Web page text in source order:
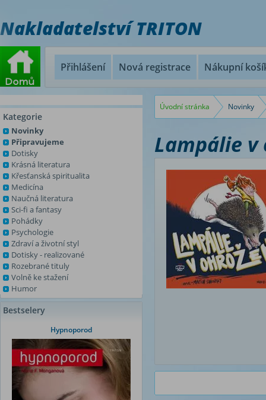
Nakladatelství TRITON
Přihlášení Nová registrace Nákupní
Kategorie
Novinky
Připravujeme
Dotisky
Krásná literatura
Křesťanská spiritualita
Medicína
Naučná literatura
Sci-fi a fantasy
Pohádky
Psychologie
Zdraví a životní styl
Dotisky - realizované
Rozebrané tituly
Volně ke stažení
Humor
Bestselery
Hypnoporod
Úvodní stránka Novinky
Lampálie v